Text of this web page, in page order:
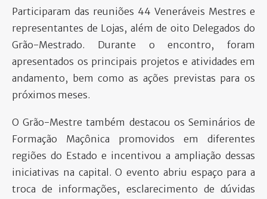
Participaram das reuniões 44 Veneráveis Mestres e
representantes de Lojas, além de oito Delegados do
Grão-Mestrado. Durante o encontro, foram
apresentados os principais projetos e atividades em
andamento, bem como as ações previstas para os
próximos meses.
O Grão-Mestre também destacou os Seminários de
Formação Maçônica promovidos em diferentes
regiões do Estado e incentivou a ampliação dessas
iniciativas na capital. O evento abriu espaço para a
troca de informações, esclarecimento de dúvidas